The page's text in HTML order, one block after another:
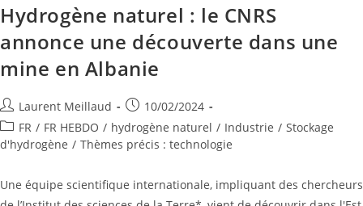
Hydrogène naturel : le CNRS
annonce une découverte dans une
mine en Albanie
Laurent Meillaud
10/02/2024
FR / FR HEBDO / hydrogène naturel / Industrie / Stockage
d'hydrogène / Thèmes précis : technologie
Une équipe scientifique internationale, impliquant des chercheurs